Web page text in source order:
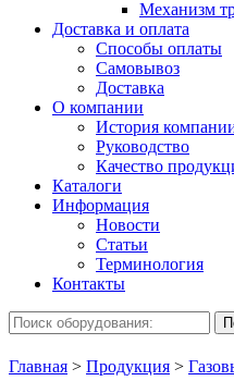
Механизм
Доставка и оплата
Способы оплаты
Самовывоз
Доставка
О компании
История
Руководство
Качество
Каталоги
Информация
Новости
Статьи
Терминология
Контакты
Главная > Продукция >